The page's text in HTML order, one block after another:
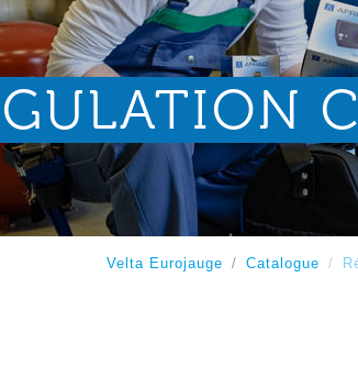
Velta Eurojauge Catalogue